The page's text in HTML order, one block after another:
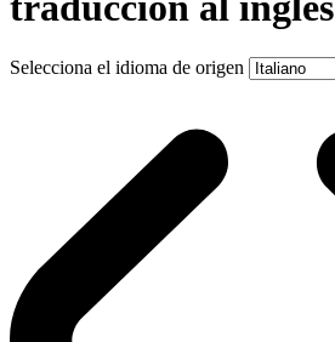
Selecciona el idioma de origen